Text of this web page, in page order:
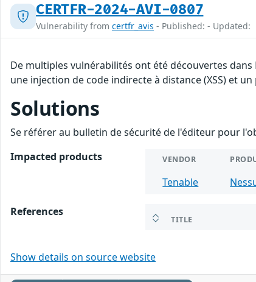
CERTFR-2024-AVI-0807
Vulnerability from certfr_avis - Published: - Updated:
De multiples vulnérabilités ont été découvertes
une injection de code indirecte à distance (XSS) et
Solutions
Se référer au bulletin de sécurité de l'éditeur pour
Impacted products
VENDOR
Tenable
References
TITLE
Show details on source website